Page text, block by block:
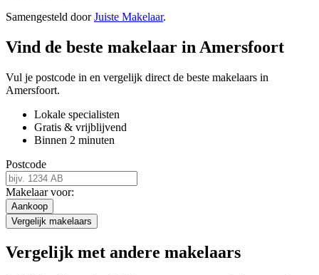
Samengesteld doorJuiste Makelaar.
Vind de beste makelaar in Amersfoort
Vul je postcode in en vergelijk direct de beste makelaars in
Amersfoort.
Lokale specialisten
Gratis & vrijblijvend
Binnen 2 minuten
Postcode
Makelaar voor:
Aankoop
Vergelijk makelaars
Vergelijk met andere makelaars